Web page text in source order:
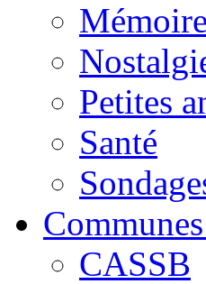
Mémoire
Petites
Santé
CASSB